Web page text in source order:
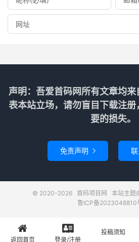
声明：吾爱首码网所有文章均
表本站立场，请勿盲目下载注
要的损失。
免责声明 
© 2020-2026 首码项目网 本站主题
鲁ICP备2023048810
首页 登录
返回首页 登录/注册
投稿须知